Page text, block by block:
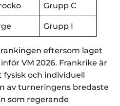
Grupp C
Grupp I
eftersom laget
VM 2026. Frankrike är
och individuell
av turneringens bredaste
som regerande